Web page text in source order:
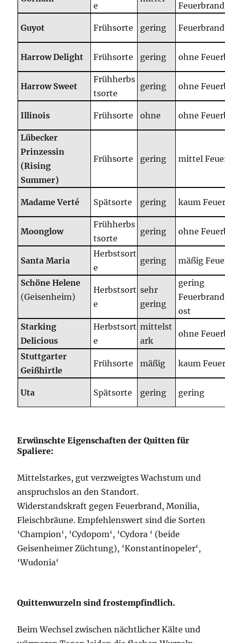
e
Feuerbrand
Guyot Frühsorte gering Feuerbrand
Harrow Delight Frühsorte gering ohne
Harrow Sweet
Frühherbs
tsorte
gering ohne
Illinois Frühsorte ohne ohne
Lübecker
Prinzessin
(Rising
Summer)
Frühsorte gering mittel
Madame Verté Spätsorte gering kaum
Moonglow
Frühherbs
tsorte
gering ohne
Santa Maria
Herbstsort
e
gering mäßig
Schöne Helene
(Geisenheim)
Herbstsort
e
sehr
gering
gering
ost
Starking
Delicious
Herbstsort
e
mittelst
ark
ohne
Stuttgarter
Geißhirtle
Frühsorte mäßig kaum
Uta Spätsorte gering gering
Erwünschte Eigenschaften der Quitten für
Spaliere:
Mittelstarkes, gut verzweigtes Wachstum und
anspruchslos an den Standort.
Widerstandskraft gegen Feuerbrand, Monilia,
Fleischbräune. Empfehlenswert sind die Sorten
‘Champion‘, ‘Cydopom‘, ‘Cydora ‘ (beide
Geisenheimer Züchtung), ‘Konstantinopeler‘,
‘Wudonia‘
Quittenwurzeln sind frostempfindlich.
Beim Wechsel zwischen nächtlicher Kälte und